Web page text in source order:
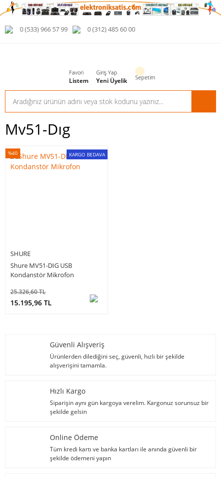
0 (533) 966 57 99 0 (312) 485 60 00
Favori
Listem
Giriş Yap
Yeni Üyelik Sepetim
Mv51-Dıg
KARGO BEDAVA
SHURE
Shure MV51-DIG USB
Kondanstör Mikrofon
%40
25.326,60 TL
15.195,96 TL
Güvenli Alışveriş
Ürünlerden dilediğini seç, güvenli, hızlı bir şekilde
alışverişini tamamla.
Hızlı Kargo
Siparişin aynı gün kargoya verelim. Kargonuz sorunsuz bir
şekilde gelsin
Online Ödeme
Tüm kredi kartı ve banka kartları ile anında güvenli bir
şekilde ödemeni yapın